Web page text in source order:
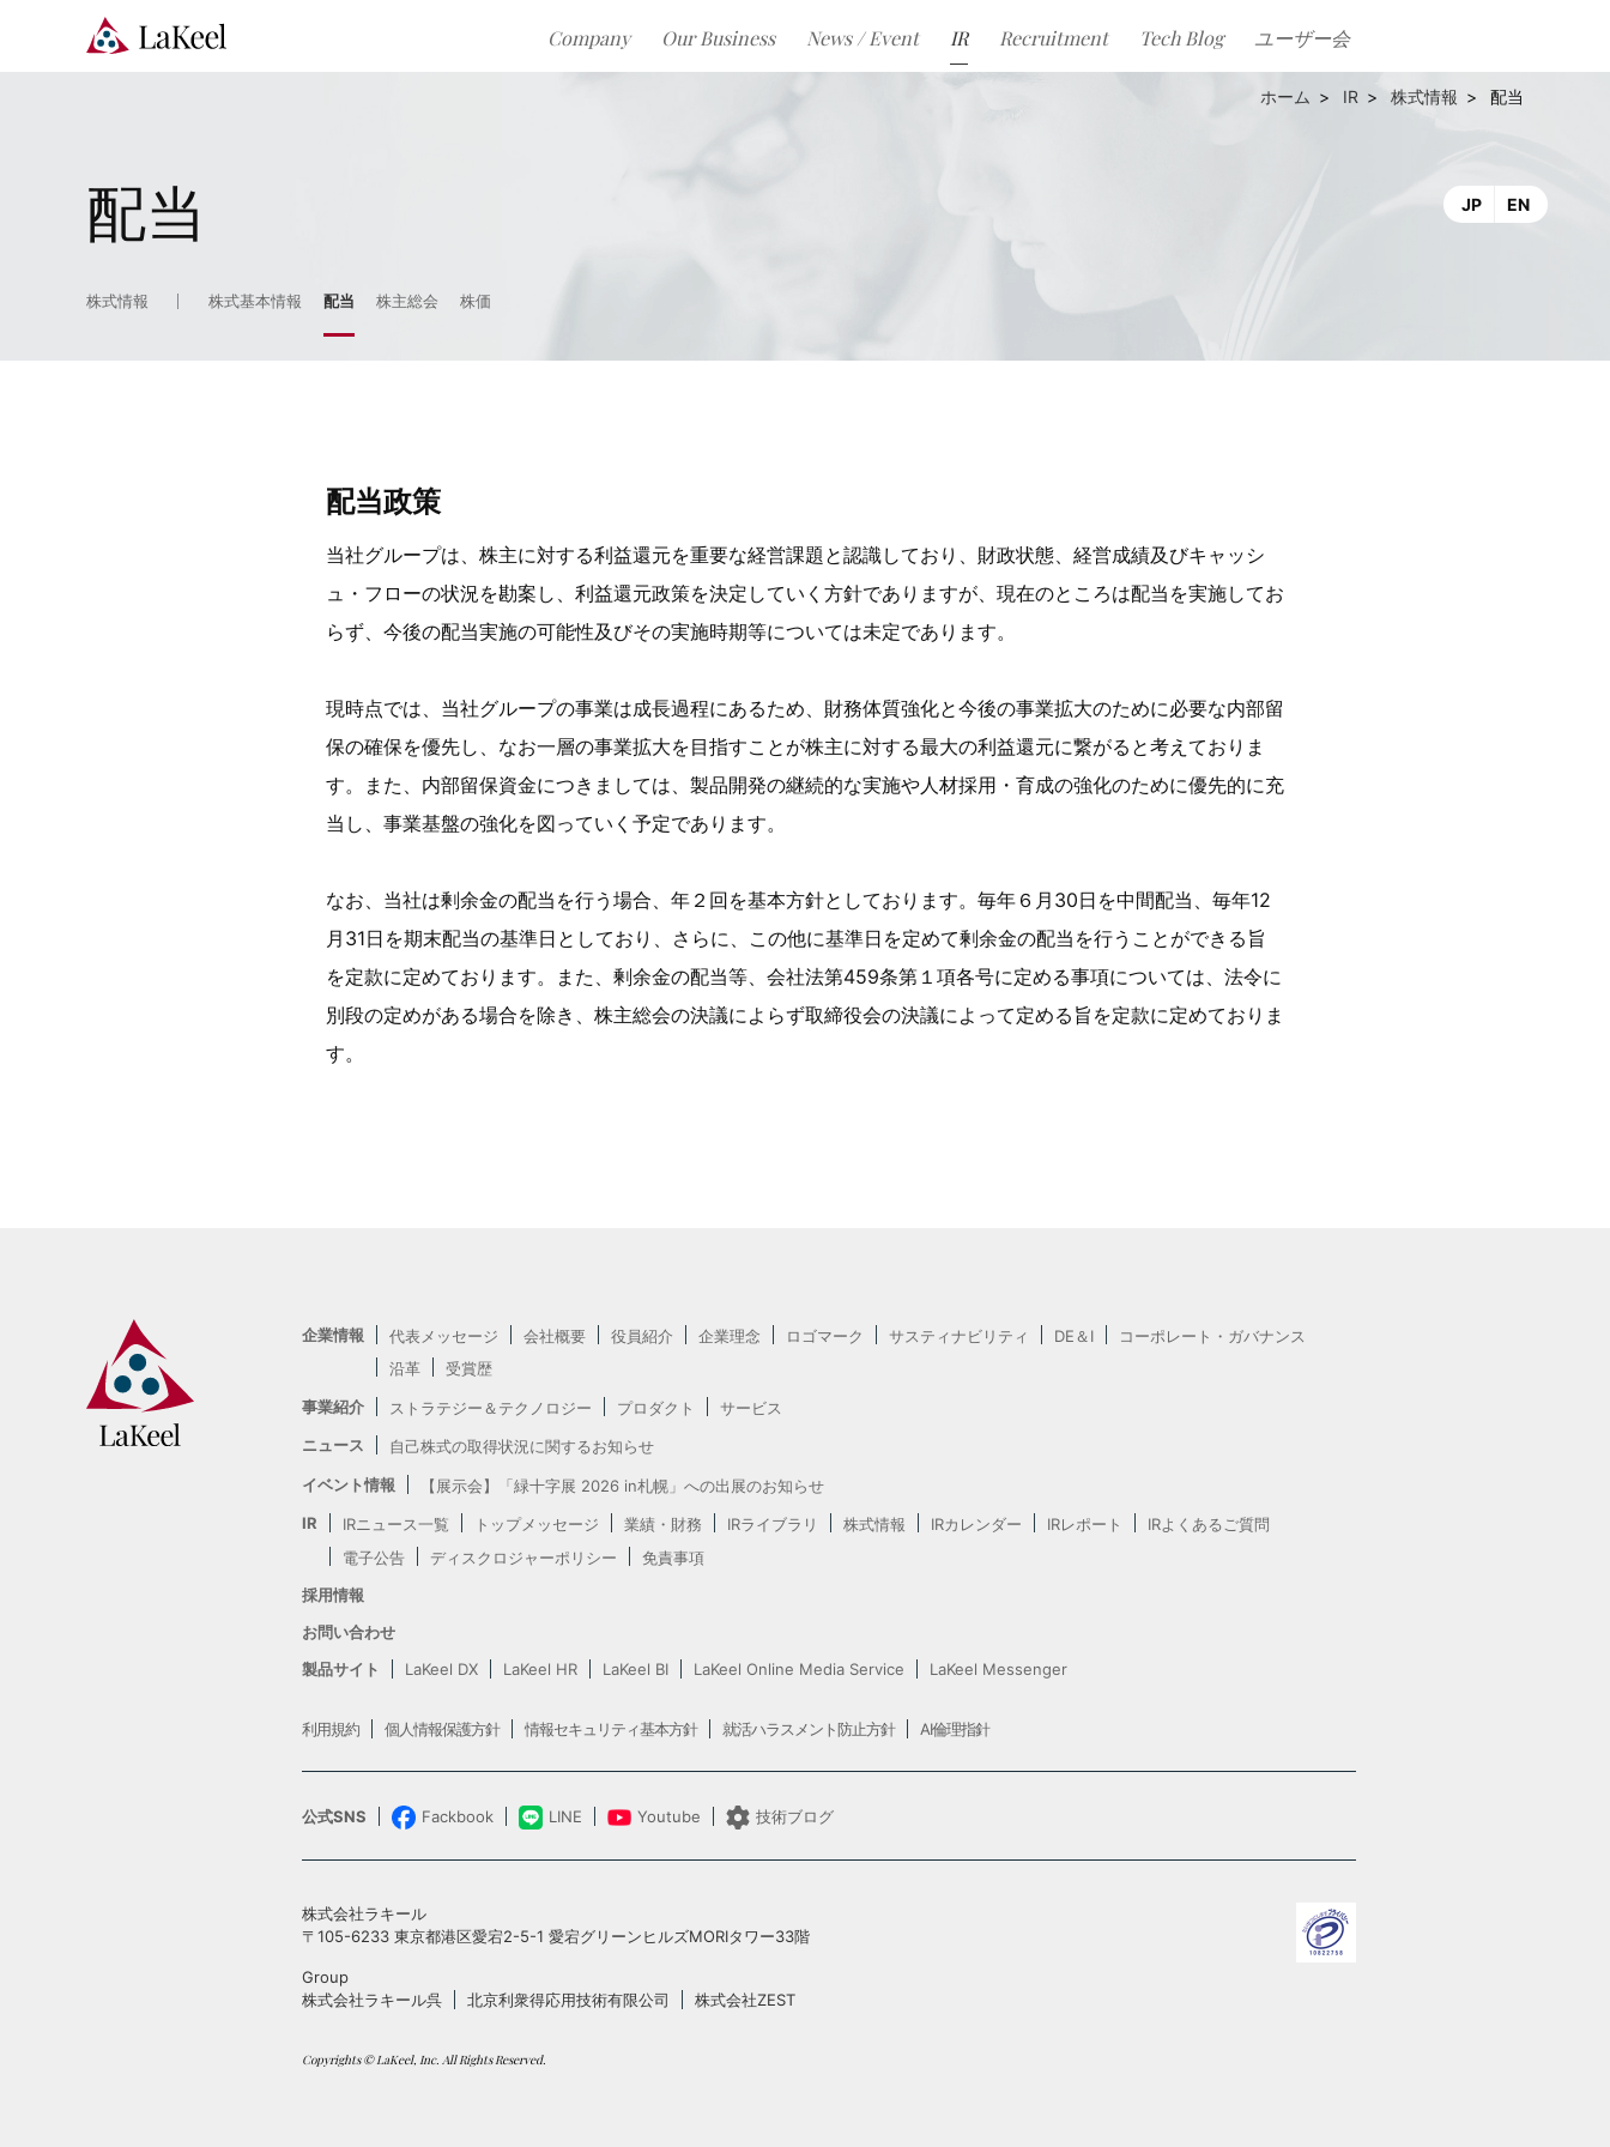
IR 株式情報 配当
配当 JP EN
株式情報 株式基本情報 配当 株主総会 株価
配当政策
当社グループは、株主に対する利益還元を重要な経営課題と認識しており、財政状態、経営成績及びキャッシ
ュ・フローの状況を勘案し、利益還元政策を決定していく方針でありますが、現在のところは配当を実施してお
らず、今後の配当実施の可能性及びその実施時期等については未定であります。
現時点では、当社グループの事業は成長過程にあるため、財務体質強化と今後の事業拡大のために必要な内部留
保の確保を優先し、なお一層の事業拡大を目指すことが株主に対する最大の利益還元に繋がると考えておりま
す。また、内部留保資金につきましては、製品開発の継続的な実施や人材採用・育成の強化のために優先的に充
当し、事業基盤の強化を図っていく予定であります。
なお、当社は剰余金の配当を行う場合、年２回を基本方針としております。毎年６月30日を中間配当、毎年12
月31日を期末配当の基準日としており、さらに、この他に基準日を定めて剰余金の配当を行うことができる旨
を定款に定めております。また、剰余金の配当等、会社法第459条第１項各号に定める事項については、法令に
別段の定めがある場合を除き、株主総会の決議によらず取締役会の決議によって定める旨を定款に定めておりま
す。
Company Our Business News / Event IR Recruitment Tech Blog ユーザー会
企業情報 代表メッセージ 会社概要 役員紹介 企業理念 ロゴマーク サスティナビリティ DE＆I
コーポレート・ガバナンス
沿革
受賞歴
事業紹介
ストラテジー＆テクノロジー プロダクト
サービス
ニュース
自己株式の取得状況に関するお知らせ
イベント情報
【展示会】「緑十字展 2026 in札幌」への出展のお知らせ
IR
IRニュース一覧 トップメッセージ 業績・財務 IRライブラリ 株式情報 IRカレンダー IRレポート
IRよくあるご質問
電子公告
ディスクロジャーポリシー
免責事項
採用情報
お問い合わせ
製品サイト
LaKeel DX LaKeel HR LaKeel BI LaKeel Online Media Service LaKeel Messenger
利用規約 個人情報保護方針 情報セキュリティ基本方針 就活ハラスメント防止方針 AI倫理指針
公式SNS Fackbook LINE Youtube 技術ブログ
株式会社ラキール
〒105-6233 東京都港区愛宕2-5-1 愛宕グリーンヒルズMORIタワー33階
Group
株式会社ラキール呉
北京利衆得応用技術有限公司 株式会社ZEST
Copyrights © LaKeel, Inc. All Rights Reserved.